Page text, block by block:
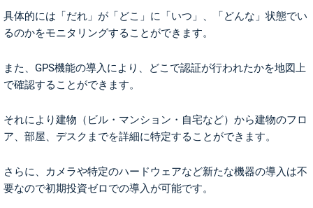
具体的には「だれ」が「どこ」に「いつ」、「どんな」状態でい
るのかをモニタリングすることができます。
また、GPS機能の導入により、どこで認証が行われたかを地図上
で確認することができます。
それにより建物（ビル・マンション・自宅など）から建物のフロ
ア、部屋、デスクまでを詳細に特定することができます。
さらに、カメラや特定のハードウェアなど新たな機器の導入は不
要なので初期投資ゼロでの導入が可能です。